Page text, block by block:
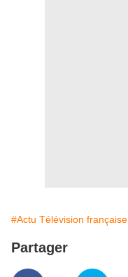
#Actu Télévision française
Partager